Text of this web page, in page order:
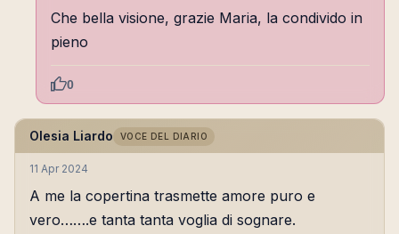
Che bella visione, grazie Maria, la condivido in
pieno
0
Olesia Liardo VOCE DEL DIARIO
11 Apr 2024
A me la copertina trasmette amore puro e
vero…….e tanta tanta voglia di sognare.